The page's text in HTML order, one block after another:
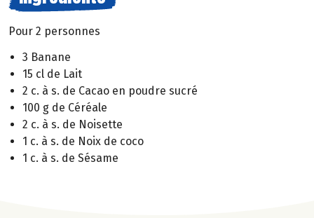
Pour 2 personnes
3 Banane
15 cl de Lait
2 c. à s. de Cacao en poudre sucré
100 g de Céréale
2 c. à s. de Noisette
1 c. à s. de Noix de coco
1 c. à s. de Sésame